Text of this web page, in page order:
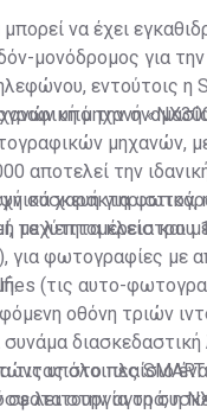
να έχει
μονόδρομος για
εντούτοις η
υπό την ονομασία
μηχανή
μηχανών,
αποτελεί την
συσκευή για
με λεπτομέρεια και
χαρακτηριστικά,
ταχύτητα κλείστρου
για φωτογραφίες με
(τις αυτο-
οθόνη τριών
στο πλαίσιο
λειτουργία τη
τις υπόλοιπες
στην αγορά, η